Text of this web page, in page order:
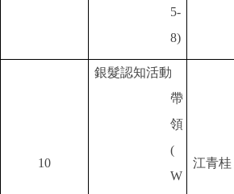
5-
8)
10
銀髮認知活動
帶
領
(
W
江青桂